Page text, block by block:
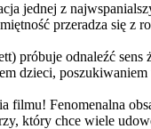
jednej z
przeradza się z
próbuje odnaleźć
dzieci,
filmu! Fenomenalna
który chce wiele